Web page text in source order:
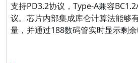
支持PD3.2协议，Type-A兼容
议。芯片内部集成库仑计算法能够
量， 并通过188数码管实时显示剩余